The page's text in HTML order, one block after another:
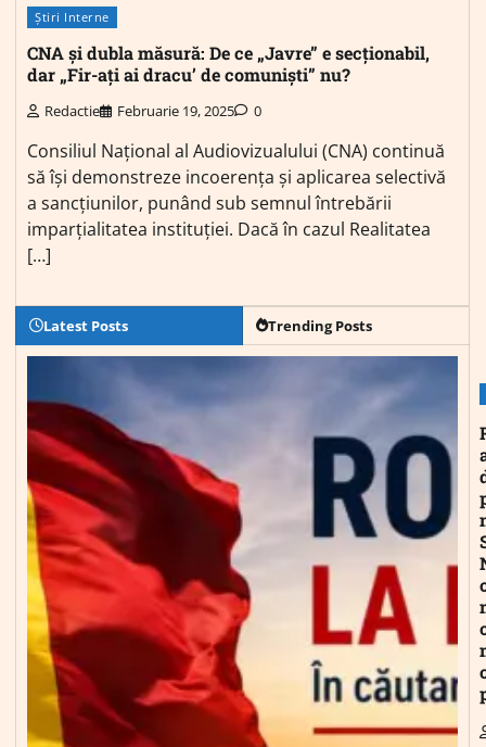
Știri Interne
CNA și dubla măsură: De ce „Javre” e secționabil,
dar „Fir-ați ai dracu’ de comuniști” nu?
Redactie Februarie 19, 2025 0
Consiliul Național al Audiovizualului (CNA) continuă
să își demonstreze incoerența și aplicarea selectivă
a sancțiunilor, punând sub semnul întrebării
imparțialitatea instituției. Dacă în cazul Realitatea
[…]
Latest Posts Trending Posts